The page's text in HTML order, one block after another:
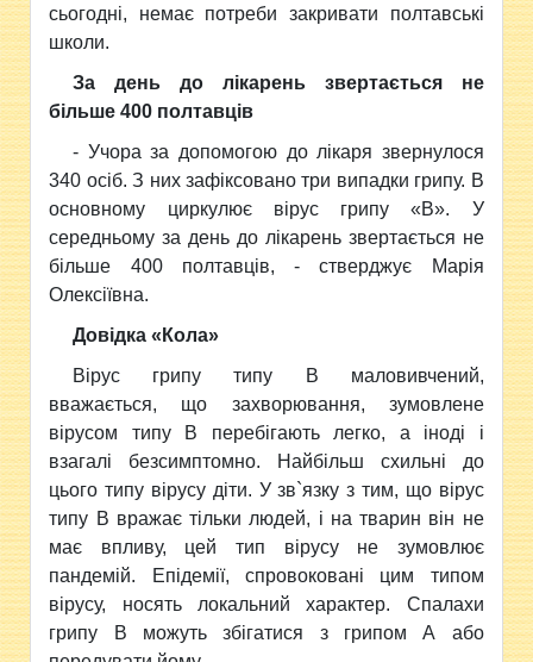
сьогодні, немає потреби закривати полтавські
школи.
За день до лікарень звертається не
більше 400 полтавців
- Учора за допомогою до лікаря звернулося
340 осіб. З них зафіксовано три випадки грипу. В
основному циркулює вірус грипу «В». У
середньому за день до лікарень звертається не
більше 400 полтавців, - стверджує Марія
Олексіївна.
Довідка «Кола»
Вірус грипу типу В маловивчений,
вважається, що захворювання, зумовлене
вірусом типу В перебігають легко, а іноді і
взагалі безсимптомно. Найбільш схильні до
цього типу вірусу діти. У зв`язку з тим, що вірус
типу В вражає тільки людей, і на тварин він не
має впливу, цей тип вірусу не зумовлює
пандемій. Епідемії, спровоковані цим типом
вірусу, носять локальний характер. Спалахи
грипу В можуть збігатися з грипом А або